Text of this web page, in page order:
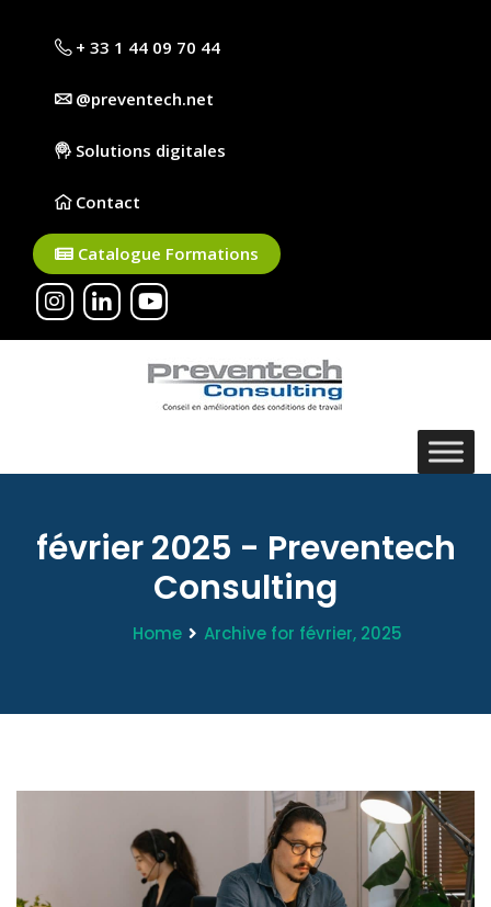
+ 33 1 44 09 70 44
@preventech.net
Solutions digitales
Contact
Catalogue Formations
février 2025 - Preventech
Consulting
Home Archive for février, 2025